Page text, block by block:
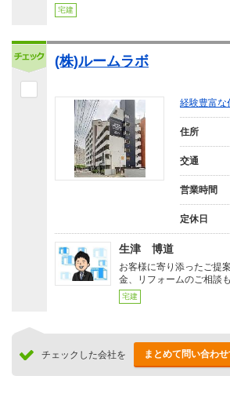
宅建
(株)ルームラボ
経験豊富な
住所
交通
営業時間
定休日
生津 博道
お客様に寄り添ったご提
金、リフォームのご相談
宅建
チェックした会社を まとめて問い合わせ